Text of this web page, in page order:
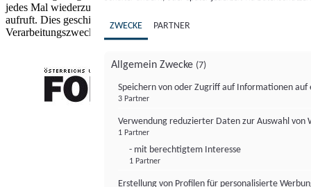
jedes Mal wiederzuerkennen, wenn es eine App oder einer Webseite
aufruft. Dies geschieht für einen oder mehrere der hier aufgeführten
Verarbeitungszwecke.
ZWECKE PARTNER
Allgemein Zwecke (7)
Speichern von oder Zugriff auf Informationen auf
3 Partner
Verwendung reduzierter Daten zur Auswahl von
1 Partner
- mit berechtigtem Interesse
1 Partner
Erstellung von Profilen für personalisierte
FONDS professionell